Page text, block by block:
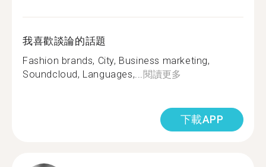
我喜歡談論的話題
Fashion brands, City, Business marketing,
Soundcloud, Languages,...閱讀更多
下載APP